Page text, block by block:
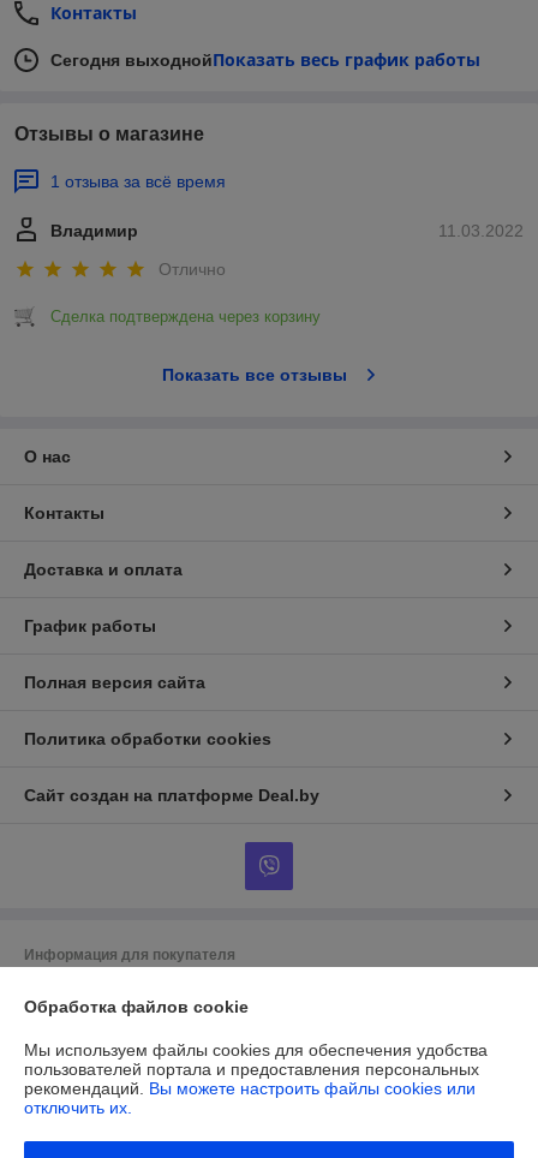
Контакты
Сегодня выходнойПоказать весь график работы
Отзывы о магазине
1 отзыва за всё время
11.03.2022
Владимир
Отлично
Сделка подтверждена через корзину
Показать все отзывы
О нас
Контакты
Доставка и оплата
График работы
Полная версия сайта
Политика обработки cookies
Сайт создан на платформе Deal.by
Информация для покупателя
ОТВЕТСТВЕННОСТЬЮ «МАЙАКС»
Брестская, 1А
Регистрационный номер ЕГР: 291188890
Обработка файлов cookie
Мы используем файлы cookies для обеспечения удобства
пользователей портала и предоставления персональных
рекомендаций. Вы можете настроить файлы cookies или
отключить их.